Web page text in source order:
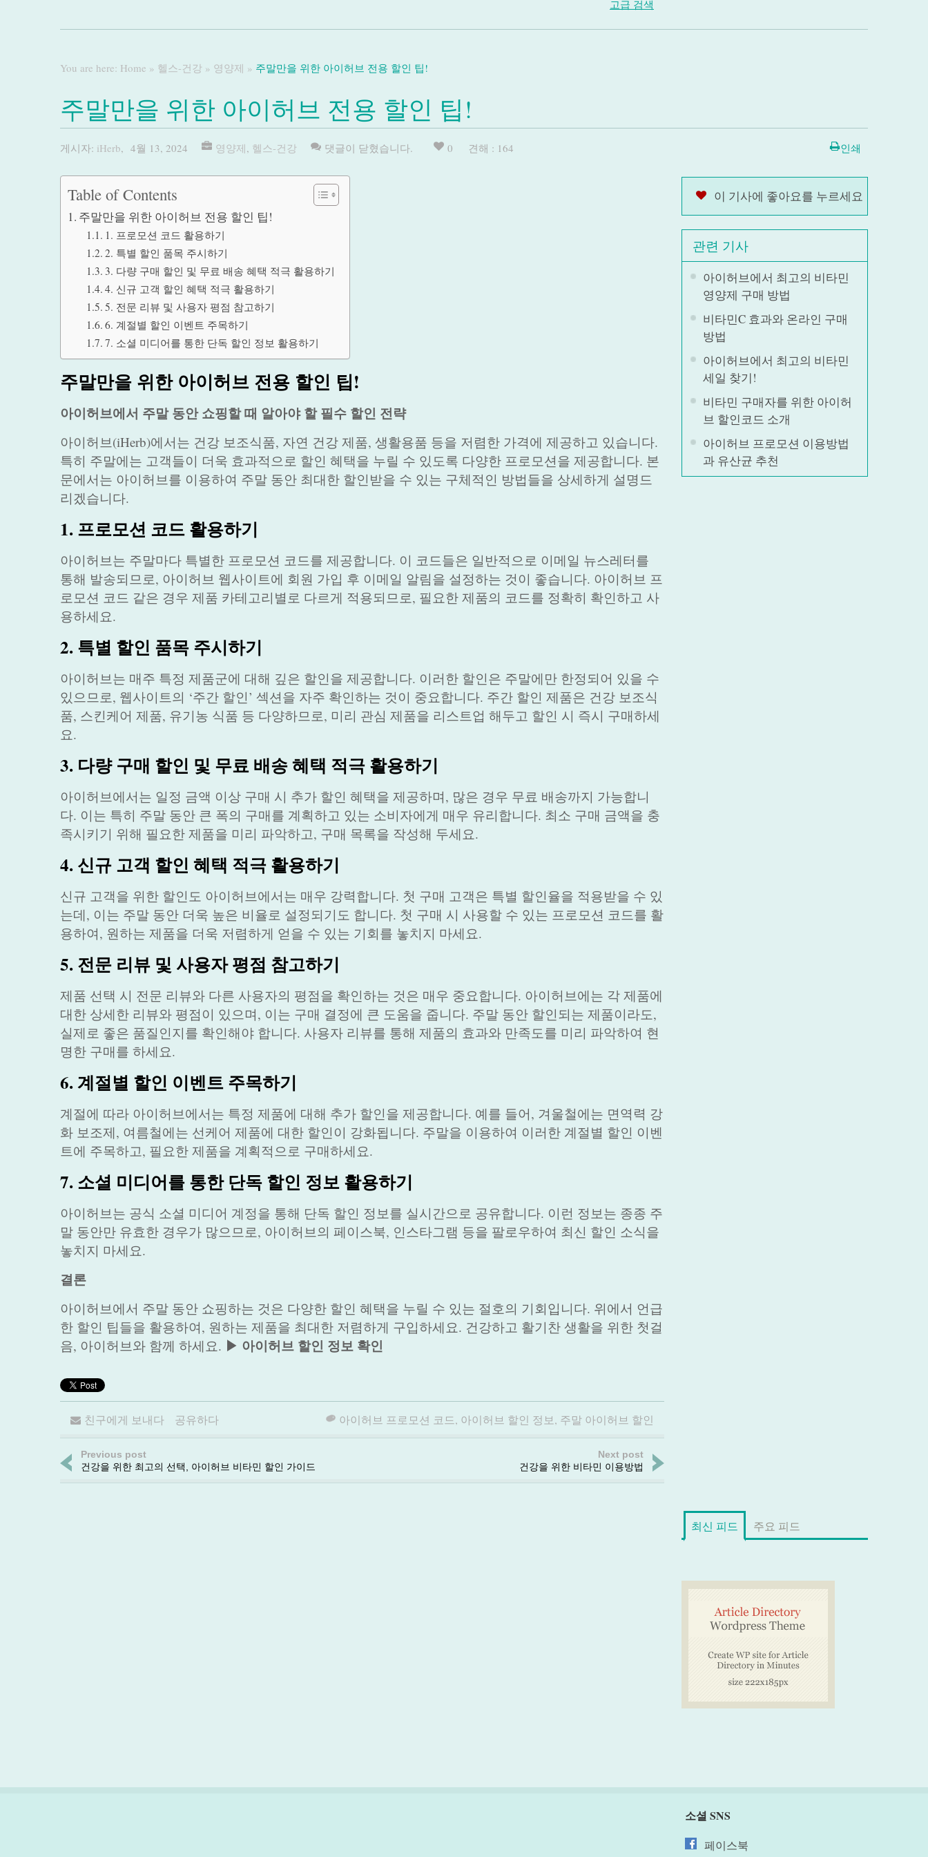
고급 검색
You are here: Home » 헬스-건강 » 영양제 » 주말만을 위한 아이허브 전용 할인 팁!
주말만을 위한 아이허브 전용 할인 팁!
게시자: iHerb, 4월 13, 2024 영양제, 헬스-건강 댓글이 닫혔습니다. 0 견해 : 164 인쇄
Table of Contents
주말만을 위한 아이허브 전용 할인 팁!
1. 프로모션 코드 활용하기
2. 특별 할인 품목 주시하기
3. 다량 구매 할인 및 무료 배송 혜택 적극 활용하기
4. 신규 고객 할인 혜택 적극 활용하기
5. 전문 리뷰 및 사용자 평점 참고하기
6. 계절별 할인 이벤트 주목하기
7. 소셜 미디어를 통한 단독 할인 정보 활용하기
주말만을 위한 아이허브 전용 할인 팁!
아이허브에서 주말 동안 쇼핑할 때 알아야 할 필수 할인 전략
아이허브(iHerb)에서는 건강 보조식품, 자연 건강 제품, 생활용품 등을 저렴한 가격에 제공하고 있습니다.
특히 주말에는 고객들이 더욱 효과적으로 할인 혜택을 누릴 수 있도록 다양한 프로모션을 제공합니다. 본
문에서는 아이허브를 이용하여 주말 동안 최대한 할인받을 수 있는 구체적인 방법들을 상세하게 설명드
리겠습니다.
1. 프로모션 코드 활용하기
아이허브는 주말마다 특별한 프로모션 코드를 제공합니다. 이 코드들은 일반적으로 이메일 뉴스레터를
통해 발송되므로, 아이허브 웹사이트에 회원 가입 후 이메일 알림을 설정하는 것이 좋습니다. 아이허브 프
로모션 코드 같은 경우 제품 카테고리별로 다르게 적용되므로, 필요한 제품의 코드를 정확히 확인하고 사
용하세요.
2. 특별 할인 품목 주시하기
아이허브는 매주 특정 제품군에 대해 깊은 할인을 제공합니다. 이러한 할인은 주말에만 한정되어 있을 수
있으므로, 웹사이트의 ‘주간 할인’ 섹션을 자주 확인하는 것이 중요합니다. 주간 할인 제품은 건강 보조식
품, 스킨케어 제품, 유기농 식품 등 다양하므로, 미리 관심 제품을 리스트업 해두고 할인 시 즉시 구매하세
요.
3. 다량 구매 할인 및 무료 배송 혜택 적극 활용하기
아이허브에서는 일정 금액 이상 구매 시 추가 할인 혜택을 제공하며, 많은 경우 무료 배송까지 가능합니
다. 이는 특히 주말 동안 큰 폭의 구매를 계획하고 있는 소비자에게 매우 유리합니다. 최소 구매 금액을 충
족시키기 위해 필요한 제품을 미리 파악하고, 구매 목록을 작성해 두세요.
4. 신규 고객 할인 혜택 적극 활용하기
신규 고객을 위한 할인도 아이허브에서는 매우 강력합니다. 첫 구매 고객은 특별 할인율을 적용받을 수 있
는데, 이는 주말 동안 더욱 높은 비율로 설정되기도 합니다. 첫 구매 시 사용할 수 있는 프로모션 코드를 활
용하여, 원하는 제품을 더욱 저렴하게 얻을 수 있는 기회를 놓치지 마세요.
5. 전문 리뷰 및 사용자 평점 참고하기
제품 선택 시 전문 리뷰와 다른 사용자의 평점을 확인하는 것은 매우 중요합니다. 아이허브에는 각 제품에
대한 상세한 리뷰와 평점이 있으며, 이는 구매 결정에 큰 도움을 줍니다. 주말 동안 할인되는 제품이라도,
실제로 좋은 품질인지를 확인해야 합니다. 사용자 리뷰를 통해 제품의 효과와 만족도를 미리 파악하여 현
명한 구매를 하세요.
6. 계절별 할인 이벤트 주목하기
계절에 따라 아이허브에서는 특정 제품에 대해 추가 할인을 제공합니다. 예를 들어, 겨울철에는 면역력 강
화 보조제, 여름철에는 선케어 제품에 대한 할인이 강화됩니다. 주말을 이용하여 이러한 계절별 할인 이벤
트에 주목하고, 필요한 제품을 계획적으로 구매하세요.
7. 소셜 미디어를 통한 단독 할인 정보 활용하기
아이허브는 공식 소셜 미디어 계정을 통해 단독 할인 정보를 실시간으로 공유합니다. 이런 정보는 종종 주
말 동안만 유효한 경우가 많으므로, 아이허브의 페이스북, 인스타그램 등을 팔로우하여 최신 할인 소식을
놓치지 마세요.
결론
아이허브에서 주말 동안 쇼핑하는 것은 다양한 할인 혜택을 누릴 수 있는 절호의 기회입니다. 위에서 언급
한 할인 팁들을 활용하여, 원하는 제품을 최대한 저렴하게 구입하세요. 건강하고 활기찬 생활을 위한 첫걸
음, 아이허브와 함께 하세요. ▶ 아이허브 할인 정보 확인
친구에게 보내다 공유하다 아이허브 프로모션 코드, 아이허브 할인 정보, 주말 아이허브 할인
Previous post
건강을 위한 최고의 선택, 아이허브 비타민 할인 가이드
Next post
건강을 위한 비타민 이용방법
이 기사에 좋아요를 누르세요
관련 기사
아이허브에서 최고의 비타민
영양제 구매 방법
비타민C 효과와 온라인 구매
방법
아이허브에서 최고의 비타민
세일 찾기!
비타민 구매자를 위한 아이허
브 할인코드 소개
아이허브 프로모션 이용방법
과 유산균 추천
최신 피드 주요 피드
소셜 SNS
페이스북